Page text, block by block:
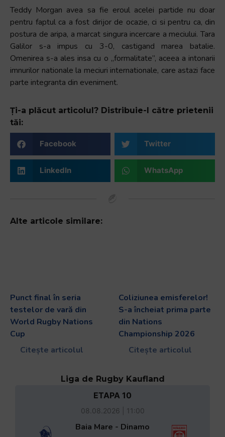
Teddy Morgan avea sa fie eroul acelei partide nu doar
pentru faptul ca a fost dirijor de ocazie, ci si pentru ca, din
postura de aripa, a marcat singura incercare a meciului. Tara
Galilor s-a impus cu 3-0, castigand marea batalie.
Omenirea s-a ales insa cu o „formalitate”, aceea a intonarii
imnurilor nationale la meciuri internationale, care astazi face
parte integranta din eveniment.
Ți-a plăcut articolul? Distribuie-l către prietenii
tăi:
Facebook Twitter
LinkedIn WhatsApp
Alte articole similare:
Punct final în seria
testelor de vară din
World Rugby Nations
Cup
Citește articolul
Coliziunea emisferelor!
S-a încheiat prima parte
din Nations
Championship 2026
Citește articolul
Liga de Rugby Kaufland
ETAPA 10
08.08.2026 | 11:00
Baia Mare - Dinamo